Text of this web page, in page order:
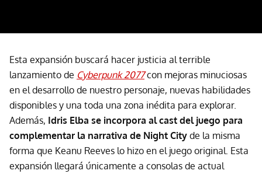
Esta expansión buscará hacer justicia al terrible
lanzamiento de Cyberpunk 2077con mejoras minuciosas
en el desarrollo de nuestro personaje, nuevas habilidades
disponibles y una toda una zona inédita para explorar.
Además, Idris Elba se incorpora al cast del juego para
complementar la narrativa de Night City de la misma
forma que Keanu Reeves lo hizo en el juego original. Esta
expansión llegará únicamente a consolas de actual